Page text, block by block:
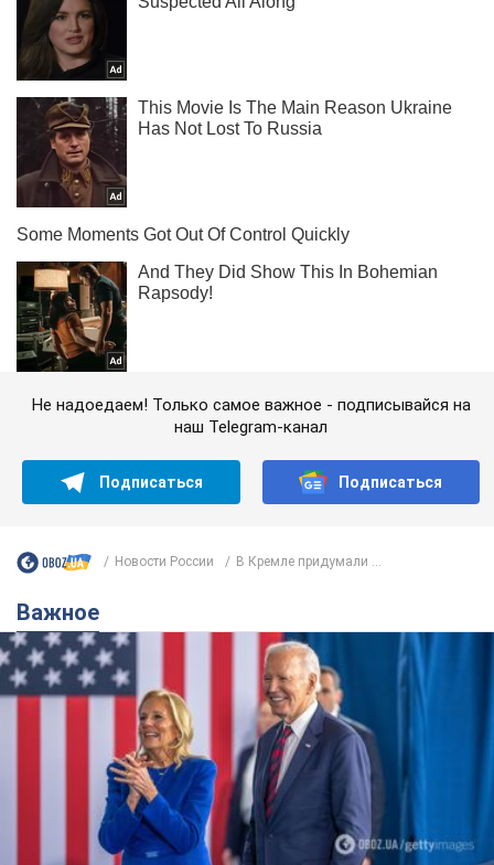
Не надоедаем! Только самое важное - подписывайся на
наш Telegram-канал
Подписаться Подписаться
Новости России В Кремле придумали ...
Важное